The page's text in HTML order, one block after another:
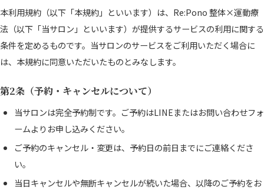
本利用規約（以下「本規約」といいます）は、Re:Pono 整体×運動療
法（以下「当サロン」といいます）が提供するサービスの利用に関する
条件を定めるものです。当サロンのサービスをご利用いただく場合に
は、本規約に同意いただいたものとみなします。
第2条（予約・キャンセルについて）
当サロンは完全予約制です。ご予約はLINEまたはお問い合わせフォ
ームよりお申し込みください。
ご予約のキャンセル・変更は、予約日の前日までにご連絡くださ
い。
当日キャンセルや無断キャンセルが続いた場合、以降のご予約をお